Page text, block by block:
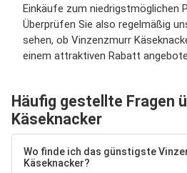
Einkäufe zum niedrigstmöglichen
Überprüfen Sie also regelmäßig
sehen, ob Vinzenzmurr
einem attraktiven Rabatt
Häufig gestellte Fragen
Käseknacker
Wo finde ich das günstigste
Käseknacker?